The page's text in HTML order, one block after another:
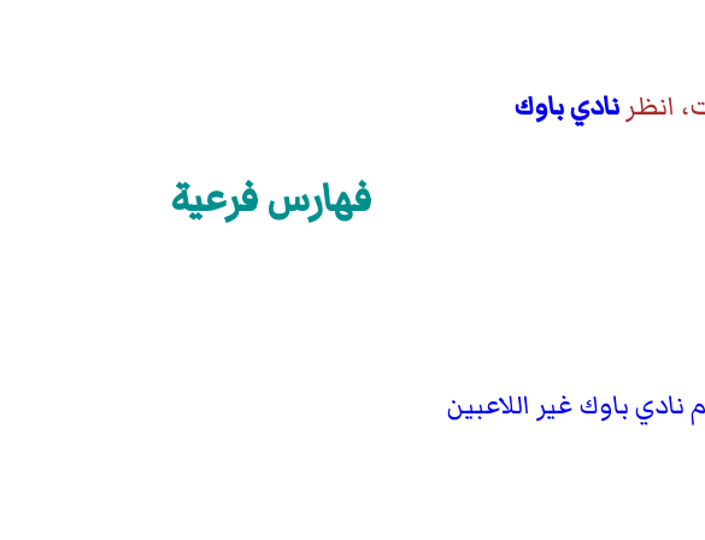
انظرنادي باوك
فهارس فرعية
نادي باوك غير اللاعبين